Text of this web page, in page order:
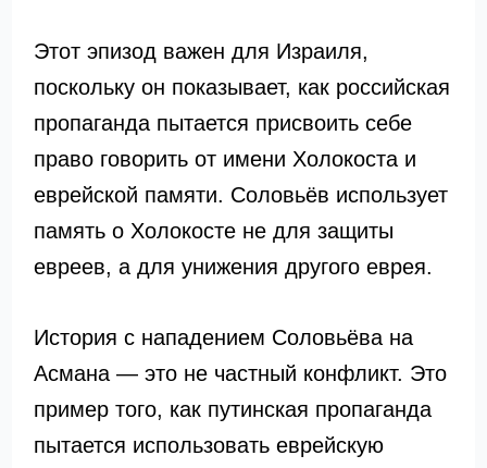
Этот эпизод важен для Израиля,
поскольку он показывает, как российская
пропаганда пытается присвоить себе
право говорить от имени Холокоста и
еврейской памяти. Соловьёв использует
память о Холокосте не для защиты
евреев, а для унижения другого еврея.
История с нападением Соловьёва на
Асмана — это не частный конфликт. Это
пример того, как путинская пропаганда
пытается использовать еврейскую